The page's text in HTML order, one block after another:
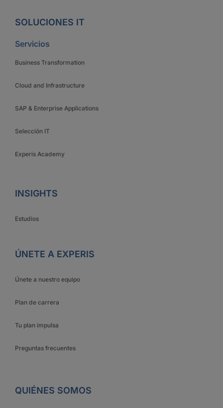
SOLUCIONES IT
Servicios
Business Transformation
Cloud and Infrastructure
SAP & Enterprise Applications
Selección IT
Experis Academy
INSIGHTS
Estudios
ÚNETE A EXPERIS
Únete a nuestro equipo
Plan de carrera
Tu plan impulsa
Preguntas frecuentes
QUIÉNES SOMOS